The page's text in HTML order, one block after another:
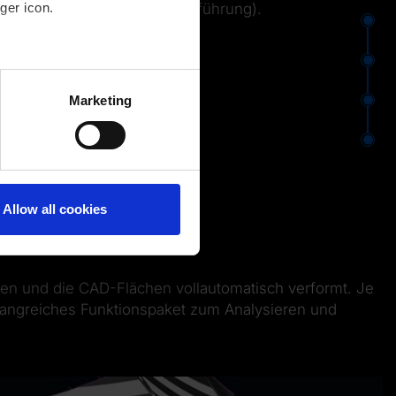
icon.
meters
Marketing
Allow all cookies
Flächenrückführung).
und die CAD-Flächen vollautomatisch verformt. Je
Funktionspaket zum Analysieren und